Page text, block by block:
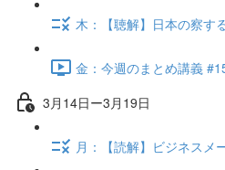
木：【聴解】日本の察す
金：今週のまとめ講義
3月14日ー3月19日
月：【読解】ビジネスメ